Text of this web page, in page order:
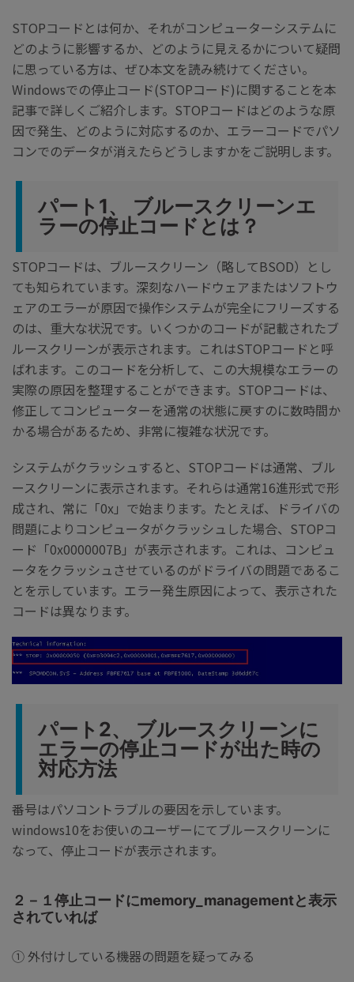
STOPコードとは何か、それがコンピューターシステムに
どのように影響するか、どのように見えるかについて疑問
に思っている方は、ぜひ本文を読み続けてください。
Windowsでの停止コード(STOPコード)に関することを本
記事で詳しくご紹介します。STOPコードはどのような原
因で発生、どのように対応するのか、エラーコードでパソ
コンでのデータが消えたらどうしますかをご説明します。
パート1、 ブルースクリーンエ
ラーの停止コードとは？
STOPコードは、ブルースクリーン（略してBSOD）とし
ても知られています。深刻なハードウェアまたはソフトウ
ェアのエラーが原因で操作システムが完全にフリーズする
のは、重大な状況です。いくつかのコードが記載されたブ
ルースクリーンが表示されます。これはSTOPコードと呼
ばれます。このコードを分析して、この大規模なエラーの
実際の原因を整理することができます。STOPコードは、
修正してコンピューターを通常の状態に戻すのに数時間か
かる場合があるため、非常に複雑な状況です。
システムがクラッシュすると、STOPコードは通常、ブル
ースクリーンに表示されます。それらは通常16進形式で形
成され、常に「0x」で始まります。たとえば、ドライバの
問題によりコンピュータがクラッシュした場合、STOPコ
ード「0x0000007B」が表示されます。これは、コンピュ
ータをクラッシュさせているのがドライバの問題であるこ
とを示しています。エラー発生原因によって、表示された
コードは異なります。
パート2、 ブルースクリーンに
エラーの停止コードが出た時の
対応方法
番号はパソコントラブルの要因を示しています。
windows10をお使いのユーザーにてブルースクリーンに
なって、停止コードが表示されます。
２－１停止コードにmemory_managementと表示
されていれば
① 外付けしている機器の問題を疑ってみる